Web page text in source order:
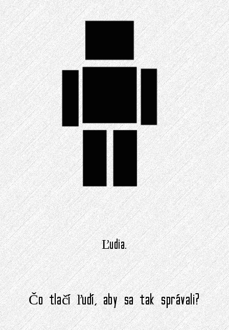
Ľudia.
Čo tlačí ľudí, aby sa tak správali?